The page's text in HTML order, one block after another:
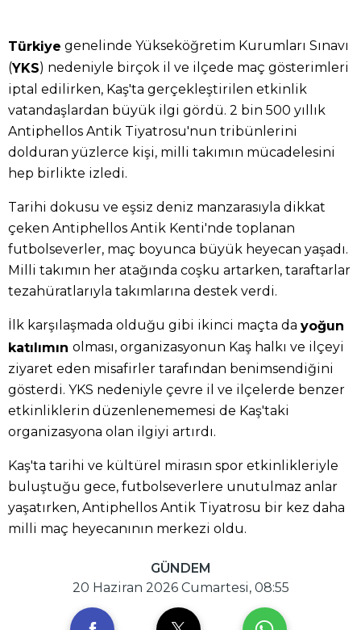
Türkiye genelinde Yükseköğretim Kurumları Sınavı
(YKS) nedeniyle birçok il ve ilçede maç gösterimleri
iptal edilirken, Kaş'ta gerçekleştirilen etkinlik
vatandaşlardan büyük ilgi gördü. 2 bin 500 yıllık
Antiphellos Antik Tiyatrosu'nun tribünlerini
dolduran yüzlerce kişi, milli takımın mücadelesini
hep birlikte izledi.
Tarihi dokusu ve eşsiz deniz manzarasıyla dikkat
çeken Antiphellos Antik Kenti'nde toplanan
futbolseverler, maç boyunca büyük heyecan yaşadı.
Milli takımın her atağında coşku artarken, taraftarlar
tezahüratlarıyla takımlarına destek verdi.
İlk karşılaşmada olduğu gibi ikinci maçta da yoğun
katılımın olması, organizasyonun Kaş halkı ve ilçeyi
ziyaret eden misafirler tarafından benimsendiğini
gösterdi. YKS nedeniyle çevre il ve ilçelerde benzer
etkinliklerin düzenlenememesi de Kaş'taki
organizasyona olan ilgiyi artırdı.
Kaş'ta tarihi ve kültürel mirasın spor etkinlikleriyle
buluştuğu gece, futbolseverlere unutulmaz anlar
yaşatırken, Antiphellos Antik Tiyatrosu bir kez daha
milli maç heyecanının merkezi oldu.
GÜNDEM
20 Haziran 2026 Cumartesi, 08:55